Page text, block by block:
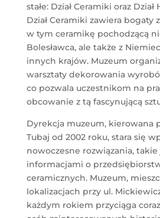
stałe: Dział Ceramiki oraz
Dział Ceramiki zawiera bogaty
w tym ceramikę pochodzącą
Bolesławca, ale także z
innych krajów. Muzeum
warsztaty dekorowania
co pozwala uczestnikom na
obcowanie z tą fascynującą
Dyrekcja muzeum, kierowana
Tubaj od 2002 roku, stara się
nowoczesne rozwiązania,
informacjami o
ceramicznych. Muzeum,
lokalizacjach przy ul.
każdym rokiem przyciąga